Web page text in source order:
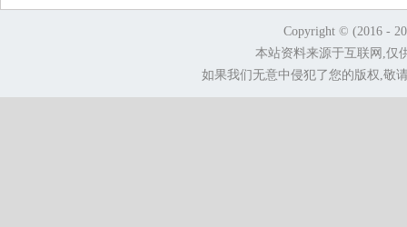
Copyright © (2016 -
本站资料来源于互联网,仅
如果我们无意中侵犯了您的版权,敬